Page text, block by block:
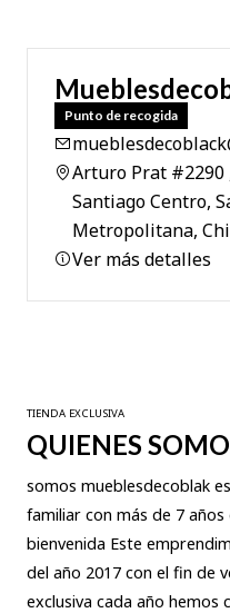
Punto de recogida
Arturo Prat #2290
Santiago Centro,
Metropolitana,
Ver más detalles
TIENDA EXCLUSIVA
QUIENES
somos mueblesdecoblak
familiar con más de 7
bienvenida Este
del año 2017 con el fin de
exclusiva cada año